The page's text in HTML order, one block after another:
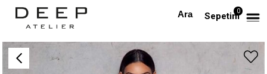
Sepetim0
Anasayfa TÜM ELBİSELER Fiyonklu Straplez Siyah Bandaj Tasarım Elbise